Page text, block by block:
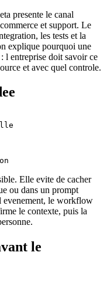
presente le canal
et support. Le
les tests et la
explique pourquoi une
l entreprise doit savoir ce
et avec quel controle.
Elle evite de cacher
ou dans un prompt
evenement, le workflow
le contexte, puis la
le